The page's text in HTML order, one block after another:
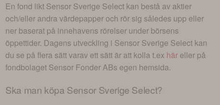
En fond likt Sensor Sverige Select kan bestå av aktier
och/eller andra värdepapper och rör sig således upp eller
ner baserat på innehavens rörelser under börsens
öppettider. Dagens utveckling i Sensor Sverige Select kan
du se på flera sätt varav ett sätt är att kolla t.ex här eller på
fondbolaget Sensor Fonder ABs egen hemsida.
Ska man köpa Sensor Sverige Select?